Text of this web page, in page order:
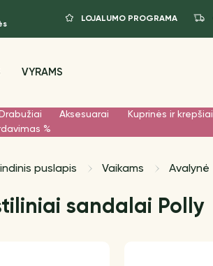
LOJALUMO PROGRAMA
VYRAMS
Drabužiai Aksesuarai Kuprinės ir krepšiai
%
puslapis Vaikams Avalynė
sandalai Polly